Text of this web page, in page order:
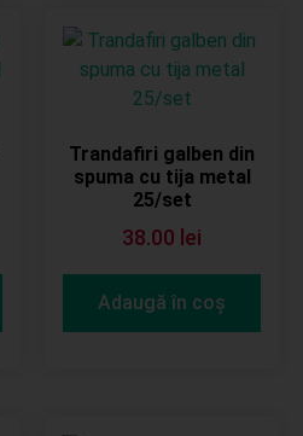
Trandafiri galben din
spuma cu tija metal
25/set
38.00 lei
Adaugă în coș